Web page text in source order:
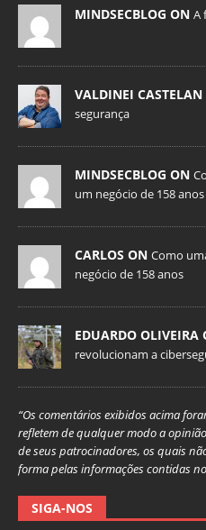
MINDSECBLOG ON A
VALDINEI
segurança
MINDSECBLOG ON
um negócio de 158 anos
CARLOS ON Como
negócio de 158 anos
EDUARDO OLIVEIRA
revolucionam a
“Os comentários exibidos acima
refletem de qualquer modo a
de seus patrocinadores, os quais
forma pelas informações contidas
SIGA-NOS